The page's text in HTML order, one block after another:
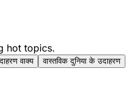
hot topics.
वाक्य वास्तविक दुनिया के उदाहरण